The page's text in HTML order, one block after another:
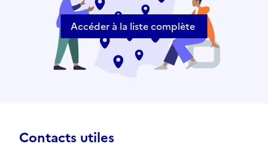
Accéder à la liste complète
Contacts utiles